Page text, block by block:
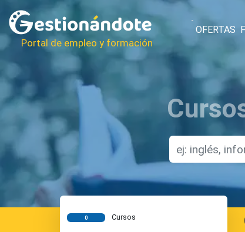
Portal de empleo y formación
OFERTAS
0 Cursos